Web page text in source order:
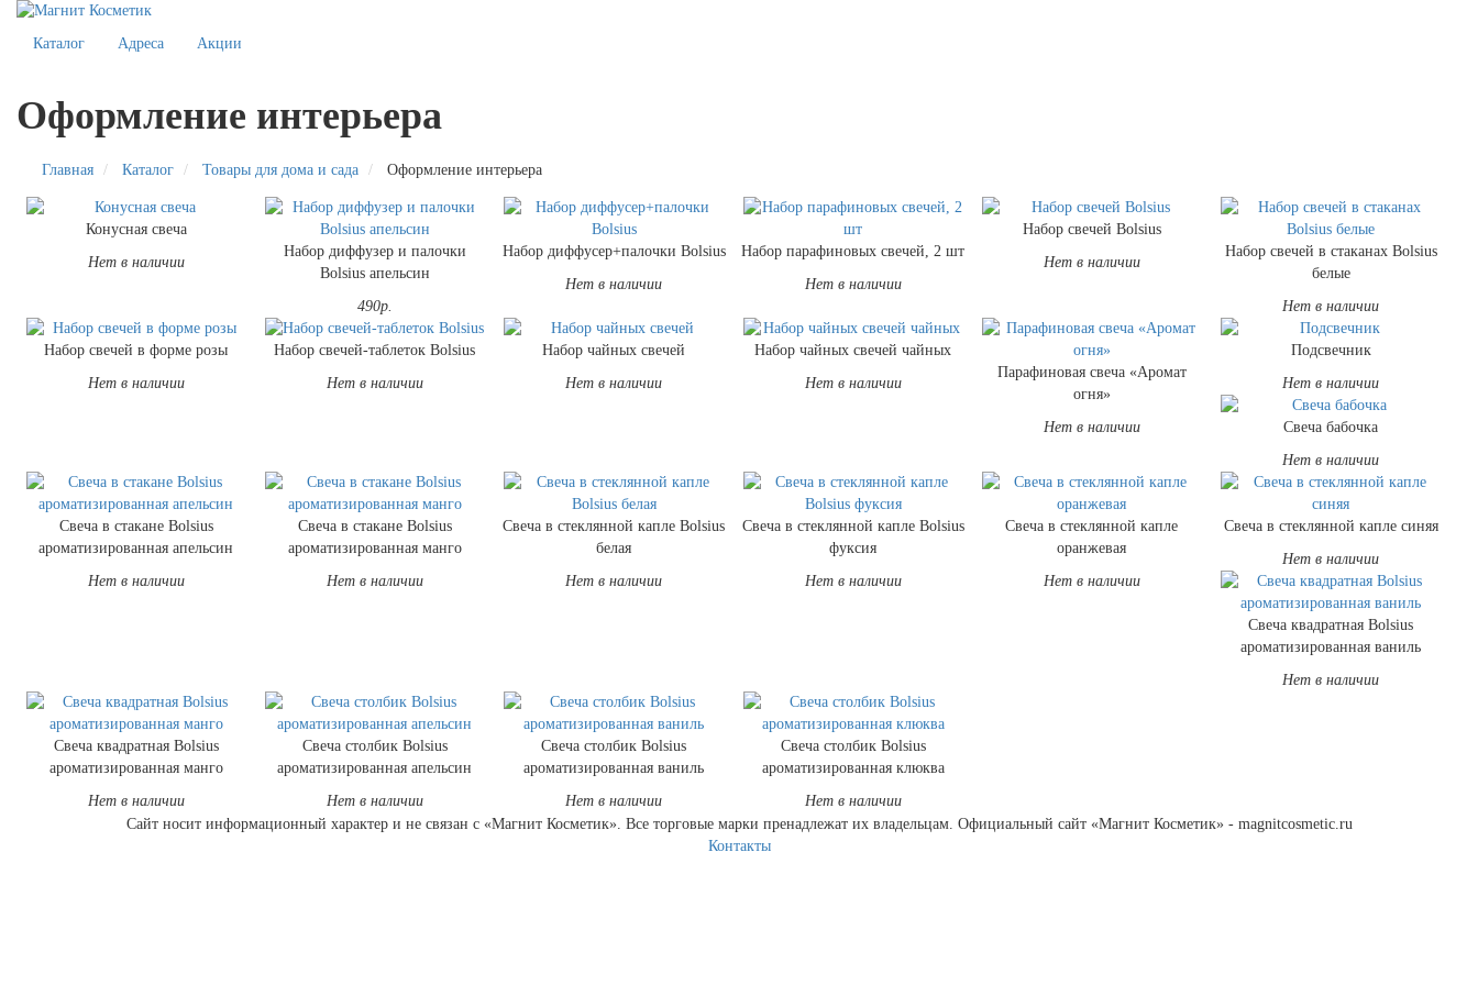
Каталог Адреса Акции
Оформление интерьера
Главная Каталог Товары для дома и сада Оформление интерьера
Конусная свеча
Нет в наличии
Набор диффузер и палочки
Bolsius апельсин
490р.
Набор диффусер+палочки Bolsius
Нет в наличии
Набор парафиновых свечей, 2 шт
Нет в наличии
Набор свечей Bolsius
Нет в наличии
Набор свечей в стаканах Bolsius
белые
Нет в наличии
Набор свечей в форме розы
Нет в наличии
Набор свечей-таблеток Bolsius
Нет в наличии
Набор чайных свечей
Нет в наличии
Набор чайных свечей чайных
Нет в наличии
Парафиновая свеча «Аромат
огня»
Нет в наличии
Подсвечник
Нет в наличии
Свеча бабочка
Нет в наличии
Свеча в стакане Bolsius
ароматизированная апельсин
Нет в наличии
Свеча в стакане Bolsius
ароматизированная манго
Нет в наличии
Свеча в стеклянной капле Bolsius
белая
Нет в наличии
Свеча в стеклянной капле Bolsius
фуксия
Нет в наличии
Свеча в стеклянной капле
оранжевая
Нет в наличии
Свеча в стеклянной капле синяя
Нет в наличии
Свеча квадратная Bolsius
ароматизированная ваниль
Нет в наличии
Свеча квадратная Bolsius
ароматизированная манго
Нет в наличии
Свеча столбик Bolsius
ароматизированная апельсин
Нет в наличии
Свеча столбик Bolsius
ароматизированная ваниль
Нет в наличии
Свеча столбик Bolsius
ароматизированная клюква
Нет в наличии
Сайт носит информационный характер и не связан с «Магнит Косметик». Все торговые марки пренадлежат их владельцам. Официальный сайт «Магнит Косметик» - magnitcosmetic.ru
Контакты